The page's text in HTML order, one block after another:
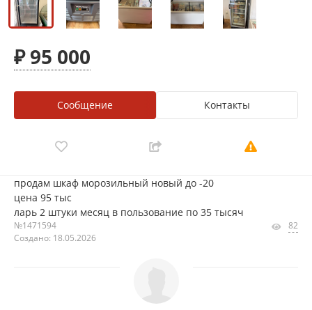
₽ 95 000
Сообщение Контакты
продам шкаф морозильный новый до -20
цена 95 тыс
ларь 2 штуки месяц в пользование по 35 тысяч
№1471594
Создано: 18.05.2026
82